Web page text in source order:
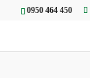
0950 464 450